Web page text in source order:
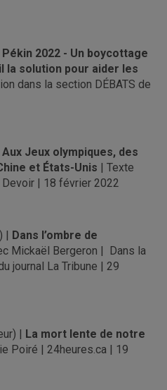
Pékin 2022 - Un boycottage
la solution pour aider les
dans la section DÉBATS de
Aux Jeux olympiques, des
et États-Unis | Texte
| 18 février 2022
| Dans l’ombre de
Mickaël Bergeron | Dans la
journal La Tribune | 29
| La mort lente de notre
Poiré | 24heures.ca | 19